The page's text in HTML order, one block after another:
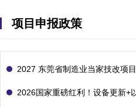
项目申报政策